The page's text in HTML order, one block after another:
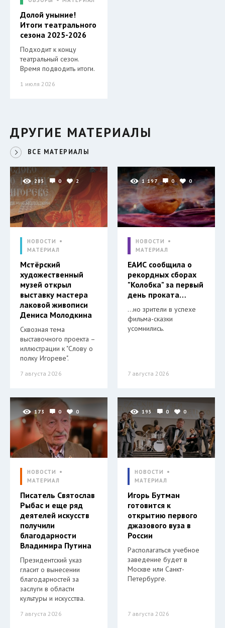
Долой уныние!
Итоги театрального
сезона 2025-2026
Подходит к концу
театральный сезон.
Время подводить итоги.
1 июля 2026
ДРУГИЕ МАТЕРИАЛЫ
ВСЕ МАТЕРИАЛЫ
285 0 2
НОВОСТИ
МАТЕРИАЛ
Мстёрский
художественный
музей открыл
выставку мастера
лаковой живописи
Дениса Молодкина
Сквозная тема
выставочного проекта –
иллюстрации к "Слову о
полку Игореве".
7 августа 2026
1 197 0 0
НОВОСТИ
МАТЕРИАЛ
ЕАИС сообщила о
рекордных сборах
"Колобка" за первый
день проката…
…но зрители в успехе
фильма-сказки
усомнились.
7 августа 2026
173 0 0
НОВОСТИ
МАТЕРИАЛ
Писатель Святослав
Рыбас и еще ряд
деятелей искусств
получили
благодарности
Владимира Путина
Президентский указ
гласит о вынесении
благодарностей за
заслуги в области
культуры и искусства.
7 августа 2026
195 0 0
НОВОСТИ
МАТЕРИАЛ
Игорь Бутман
готовится к
открытию первого
джазового вуза в
России
Располагаться учебное
заведение будет в
Москве или Санкт-
Петербурге.
7 августа 2026